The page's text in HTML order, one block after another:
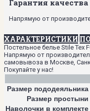
Гарантия качества
Напрямую от
ХАРАКТЕРИСТИКИ
Постельное белье Stile Tex
Напрямую от
самовывоза в Москве,
Покупайте у нас!
Размер пододеяльника
Размер простыни
Наволочки в комплекте